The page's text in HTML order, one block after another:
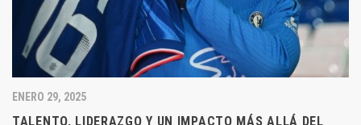
ENERO 29, 2025
TALENTO, LIDERAZGO Y UN IMPACTO MÁS ALLÁ DEL